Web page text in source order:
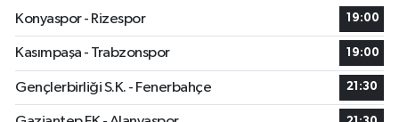
Konyaspor - Rizespor
19:00
Kasımpaşa - Trabzonspor 19:00
Gençlerbirliği S.K. - Fenerbahçe 21:30